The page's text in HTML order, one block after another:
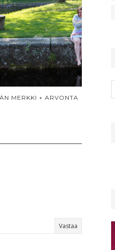
MERKKI + ARVONTA
Vastaa